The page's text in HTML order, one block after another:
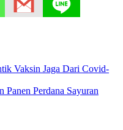
Vaksin Jaga Dari Covid-
Perdana Sayuran